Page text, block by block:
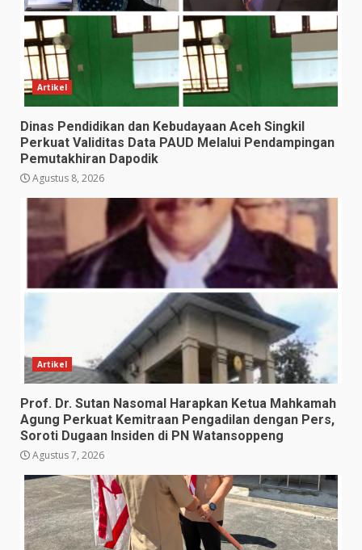
Artikel
Dinas Pendidikan dan Kebudayaan Aceh Singkil
Perkuat Validitas Data PAUD Melalui Pendampingan
Pemutakhiran Dapodik
Agustus 8, 2026
Artikel
Prof. Dr. Sutan Nasomal Harapkan Ketua Mahkamah
Agung Perkuat Kemitraan Pengadilan dengan Pers,
Soroti Dugaan Insiden di PN Watansoppeng
Agustus 7, 2026